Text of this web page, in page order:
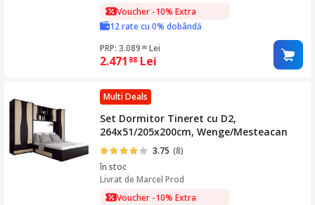
Voucher -10% Extra
12 rate cu 0% dobândă
PRP: 3.089 86 Lei
2.471 88 Lei
Multi Deals
Set Dormitor Tineret cu D2,
264x51/205x200cm, Wenge/Mesteacan
3.75 (8)
în stoc
Livrat deMarcel Prod
Voucher -10% Extra